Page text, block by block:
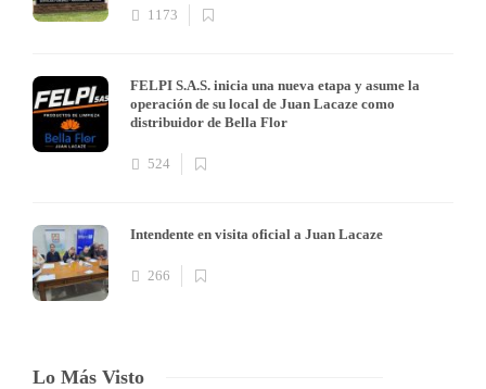
1173
FELPI S.A.S. inicia una nueva etapa y asume la
operación de su local de Juan Lacaze como
distribuidor de Bella Flor
524
Intendente en visita oficial a Juan Lacaze
266
Lo Más Visto